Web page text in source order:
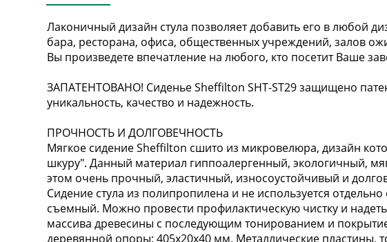
Лаконичный дизайн стула позволяет добавить его в любой
бара, ресторана, офиса, общественных учреждений, залов
Вы произведете впечатление на любого, кто посетит Ваше
ЗАПАТЕНТОВАНО! Сиденье Sheffilton SHT-ST29 защищено
уникальность, качество и надежность.
ПРОЧНОСТЬ И ДОЛГОВЕЧНОСТЬ
Мягкое сидение Sheffilton сшито из микровелюра, дизайн
шкуру". Данный материал гиппоалергенный, экологичный,
этом очень прочный, эластичный, износоустойчивый и
Сидение стула из полипропилена и не используется
съемный. Можно провести профилактическую чистку и
массива древесины с последующим тонированием и
деревянной опоры: 405х20х40 мм. Металлические пластины,